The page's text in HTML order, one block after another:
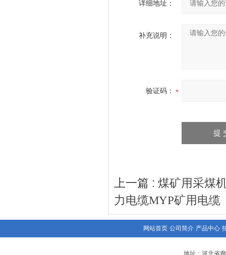
详细地址：
补充说明：
验证码：
上一篇 : 煤矿用采煤
力电缆MYP矿用电缆
网站首页 公司简介 产品中心
地址：河北省